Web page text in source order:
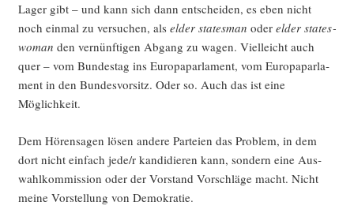
Lager gibt – und kann sich dann ent­schei­den, es eben nicht
noch ein­mal zu ver­su­chen, als elder sta­tes­man oder elder sta­tes­
wo­man den ver­nünf­ti­gen Abgang zu wagen. Viel­leicht auch
quer – vom Bun­des­tag ins Euro­pa­par­la­ment, vom Euro­pa­par­la­
ment in den Bun­des­vor­sitz. Oder so. Auch das ist eine
Möglichkeit.
Dem Hören­sa­gen lösen ande­re Par­tei­en das Pro­blem, in dem
dort nicht ein­fach jede/r kan­di­die­ren kann, son­dern eine Aus­
wahl­kom­mis­si­on oder der Vor­stand Vor­schlä­ge macht. Nicht
mei­ne Vor­stel­lung von Demokratie.